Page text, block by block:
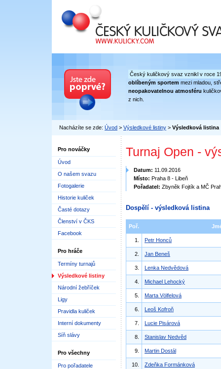
Český kuličkový svaz
Český kuličkový svaz vznikl v roce
oblíbeným sportem mezi mladou,
neopakovatelnou atmosféru
z nich.
Nacházíte se zde: Úvod > Výsledkové listiny > Výsledková listina
Pro nováčky
Úvod
O našem svazu
Fotogalerie
Historie kuliček
Časté dotazy
Členství v ČKS
Facebook
Pro hráče
Termíny turnajů
Výsledkové listiny
Národní žebříček
Ligy
Pravidla kuliček
Interní dokumenty
Síň slávy
Pro všechny
Pro pořadatele
Turnaj Open -
Datum: 11.09.2016
Místo: Praha 8 - Libeň
Pořadatel: Zbyněk Fojtík a MČ
Dospělí - výsledková listina
Poř.
1. Petr Honců
2. Jan Beneš
3. Lenka Nedvědová
4. Michael Lehocký
5. Marta Völfelová
6. Leoš Kofroň
7. Lucie Pisárová
8. Stanislav Nedvěd
9. Martin Dostál
10. Zdeňka Formánková